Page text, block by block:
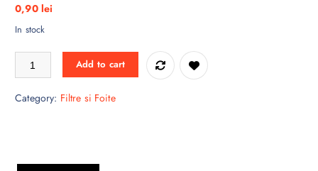
0,90 lei
In stock
CARTEL BLACK Shorts / 50 foi, 14 gsm quantity
Add to cart
Category: Filtre si Foite